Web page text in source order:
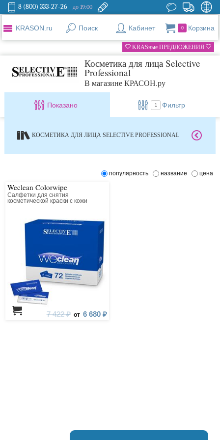
8 (800) 333-27-26 до 19:00
KRASON.ru Поиск Кабинет 0 Корзина
KRASные ПРЕДЛОЖЕНИЯ
Косметика для лица Selective
Professional
В магазине КРАСОН.ру
Показано 1 Фильтр
КОСМЕТИКА ДЛЯ ЛИЦА SELECTIVE PROFESSIONAL
популярность название цена
Weclean Colorwipe
Салфетки для снятия
косметической краски с кожи
7 422 ₽ от 6 680 ₽